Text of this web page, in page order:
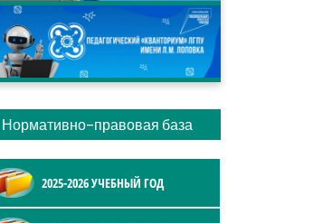
Нормативно-правовая база
2025-2026 УЧЕБНЫЙ ГОД